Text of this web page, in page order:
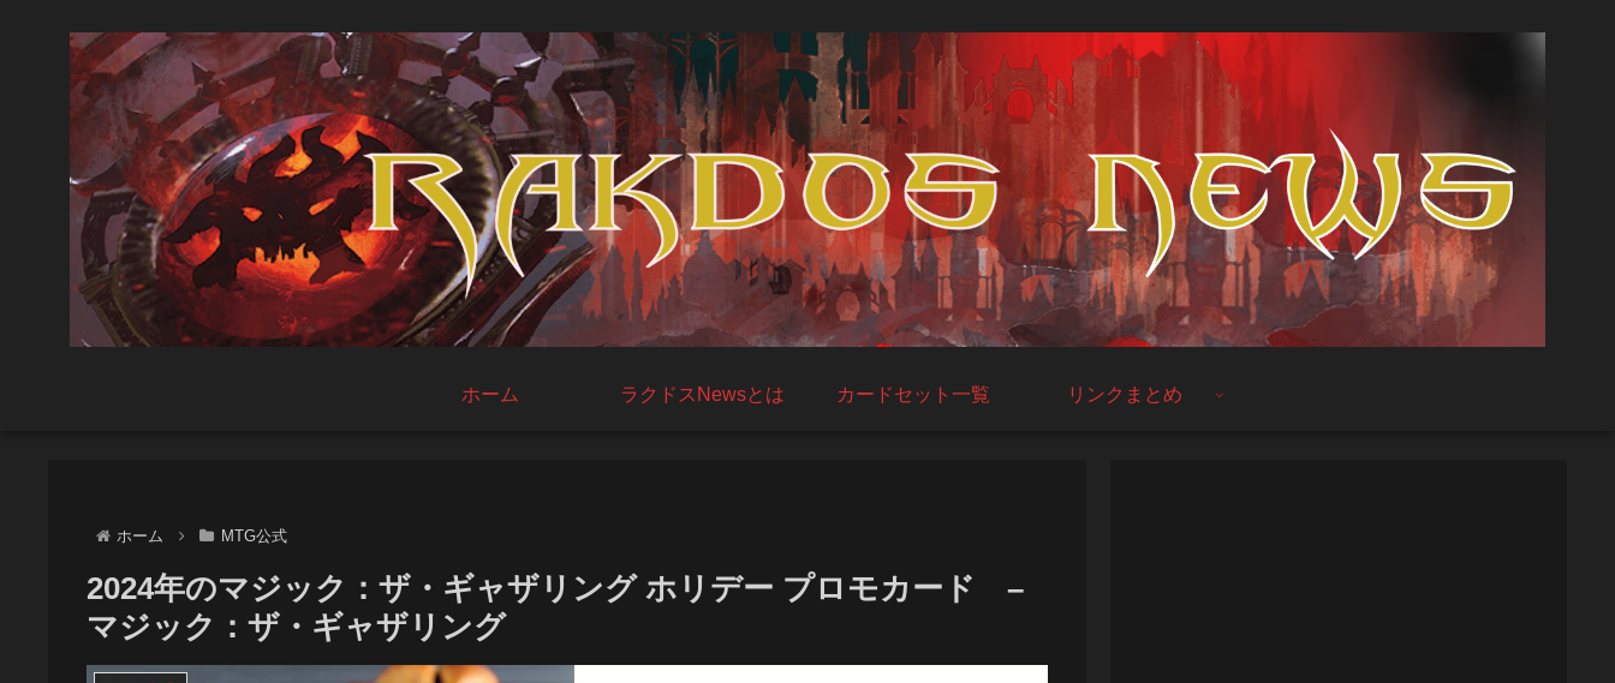
ホーム ラクドスNewsとは カードセット一覧 リンクまとめ
ホーム MTG公式
2024年のマジック：ザ・ギャザリング ホリデー プロモカード –
マジック：ザ・ギャザリング